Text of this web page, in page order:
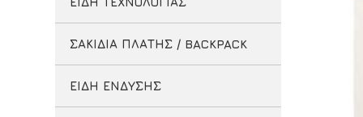
ΣΑΚΙΔΙΑ ΠΛΑΤΗΣ / BACKPACK
ΕΙΔΗ ΕΝΔΥΣΗΣ